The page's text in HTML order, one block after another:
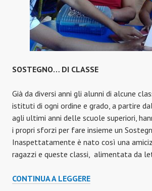
SOSTEGNO… DI CLASSE
Già da diversi anni gli alunni di alcune
istituti di ogni ordine e grado, a partire
agli ultimi anni delle scuole superiori,
i propri sforzi per fare insieme un
Inaspettatamente è nato così una
ragazzi e queste classi, alimentata da
CONTINUA A LEGGERESOSTEGNO…